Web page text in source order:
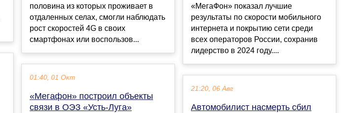
половина из которых проживает в
отдаленных селах, смогли наблюдать
рост скоростей 4G в своих
смартфонах или воспользов...
01:40, 01 Окт
«Мегафон» построил объекты
связи в ОЭЗ «Усть-Луга»
«МегаФон» показал лучшие
результаты по скорости мобильного
интернета и покрытию сети среди
всех операторов России, сохранив
лидерство в 2024 году....
21:20, 06 Авг
Автомобилист насмерть сбил